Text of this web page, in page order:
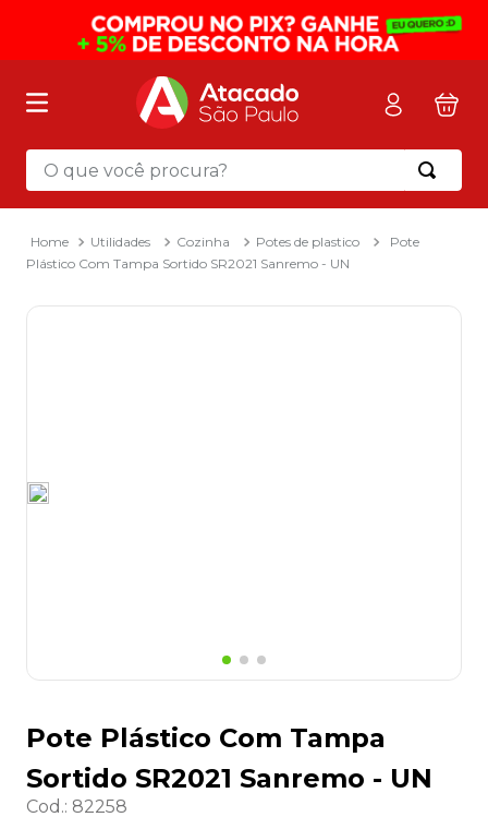
O que você procura?
Utilidades Cozinha Potes de plastico
Pote
Plástico Com Tampa Sortido SR2021 Sanremo - UN
Pote Plástico Com Tampa
Sortido SR2021 Sanremo - UN
Cod.: 82258
Termos mais buscados
mochila
2º sacola
3º mala
8